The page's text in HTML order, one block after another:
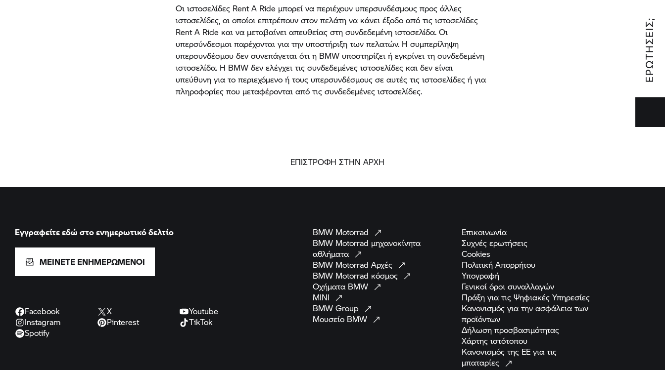
Οι ιστοσελίδες Rent A Ride μπορεί να περιέχουν υπερσυνδέσμους προς άλλες
ιστοσελίδες, οι οποίοι επιτρέπουν στον πελάτη να κάνει έξοδο από τις ιστοσελίδες
Rent A Ride και να μεταβαίνει απευθείας στη συνδεδεμένη ιστοσελίδα. Οι
υπερσύνδεσμοι παρέχονται για την υποστήριξη των πελατών. Η συμπερίληψη
υπερσυνδέσμου δεν συνεπάγεται ότι η BMW υποστηρίζει ή εγκρίνει τη συνδεδεμένη
ιστοσελίδα. Η BMW δεν ελέγχει τις συνδεδεμένες ιστοσελίδες και δεν είναι
υπεύθυνη για το περιεχόμενο ή τους υπερσυνδέσμους σε αυτές τις ιστοσελίδες ή για
πληροφορίες που μεταφέρονται από τις συνδεδεμένες ιστοσελίδες.
ΕΡΩΤΉΣΕΙΣ;
ΕΠΙΣΤΡΟΦΗ ΣΤΗΝ ΑΡΧΗ
Εγγραφείτε εδώ στο ενημερωτικό δελτίο
ΜΕΙΝΕΤΕ ΕΝΗΜΕΡΩΜΕΝΟΙ
Facebook X
Youtube
Instagram
Pinterest
TikTok
Spotify
BMW Motorrad
BMW Motorrad μηχανοκίνητα
αθλήματα
BMW Motorrad Αρχές
BMW Motorrad κόσμος
Οχήματα BMW
MINI
BMW Group
Μουσείο BMW
Επικοινωνία
Συχνές ερωτήσεις
Cookies
Πολιτική Απορρήτου
Υπογραφή
Γενικοί όροι συναλλαγών
Πράξη για τις Ψηφιακές Υπηρεσίες
Κανονισμός για την ασφάλεια των
προϊόντων
Δήλωση προσβασιμότητας
Χάρτης ιστότοπου
Κανονισμός της ΕΕ για τις
μπαταρίες